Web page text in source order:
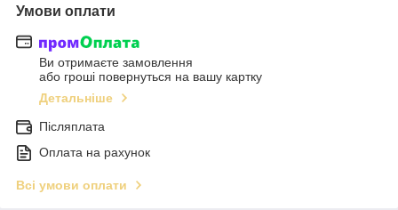
Умови оплати
Ви отримаєте замовлення
або гроші повернуться на вашу картку
Детальніше
Післяплата
Оплата на рахунок
Всі умови оплати